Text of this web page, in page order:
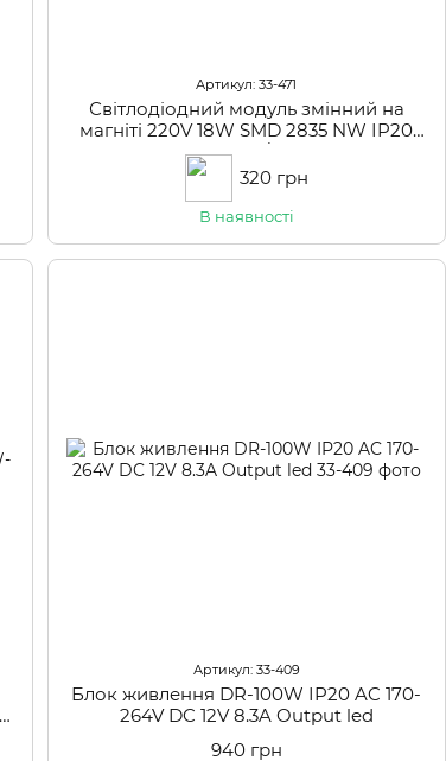
Артикул: 33-471
Світлодіодний модуль змінний на
магніті 220V 18W SMD 2835 NW IP20
(LW-04/36)
320 грн
В наявності
Артикул: 33-409
Блок живлення DR-100W IP20 AC 170-
264V DC 12V 8.3A Output led
940 грн